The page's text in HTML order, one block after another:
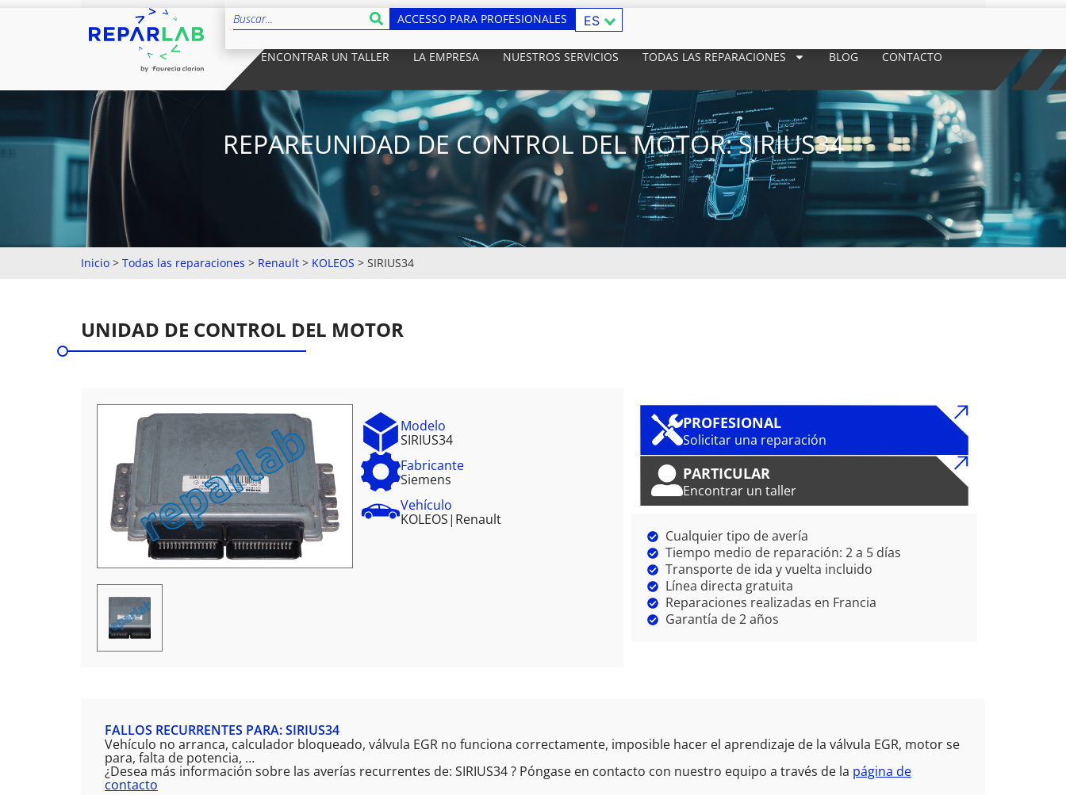
ACCESSO PARA PROFESIONALES ES
ENCONTRAR UN TALLER LA EMPRESA NUESTROS SERVICIOS TODAS LAS REPARACIONES BLOG CONTACTO
REPAREUNIDAD DE CONTROL DEL MOTOR: SIRIUS34
Inicio > Todas las reparaciones > Renault > KOLEOS > SIRIUS34
UNIDAD DE CONTROL DEL MOTOR
Modelo
SIRIUS34
Fabricante
Siemens
Vehículo
KOLEOS| Renault
PROFESIONAL
Solicitar una reparación
PARTICULAR
Encontrar un taller
Cualquier tipo de avería
Tiempo medio de reparación: 2 a 5 días
Transporte de ida y vuelta incluido
Línea directa gratuita
Reparaciones realizadas en Francia
Garantía de 2 años
FALLOS RECURRENTES PARA: SIRIUS34
Vehículo no arranca, calculador bloqueado, válvula EGR no funciona correctamente, imposible hacer el aprendizaje de la válvula EGR, motor se
para, falta de potencia, …
¿Desea más información sobre las averías recurrentes de: SIRIUS34 ? Póngase en contacto con nuestro equipo a través de la página de
contacto